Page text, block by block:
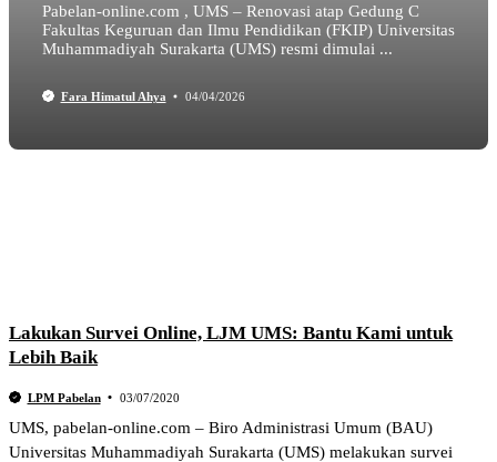
Pabelan-online.com , UMS – Renovasi atap Gedung C
Fakultas Keguruan dan Ilmu Pendidikan (FKIP) Universitas
Muhammadiyah Surakarta (UMS) resmi dimulai ...
Fara Himatul Ahya 04/04/2026
Lakukan Survei Online, LJM UMS: Bantu Kami untuk
Lebih Baik
LPM Pabelan 03/07/2020
UMS, pabelan-online.com – Biro Administrasi Umum (BAU)
Universitas Muhammadiyah Surakarta (UMS) melakukan survei